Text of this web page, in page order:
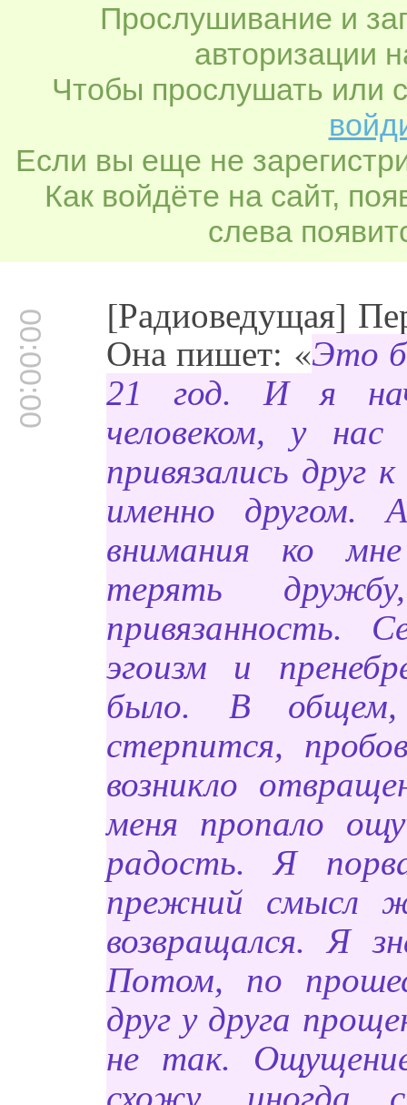
Прослушивание и
авторизации
Чтобы прослушать или
Если вы еще не
Как войдёте на сайт,
слева
00:00:00 [Радиоведущая]
Она пишет: «Это
21 год. И я
человеком, у
привязались друг
именно другом.
внимания ко
терять
привязанность.
эгоизм и
было. В
стерпится,
возникло
меня пропало
радость. Я
прежний смысл
возвращался. Я
Потом, по
друг у друга
не так.